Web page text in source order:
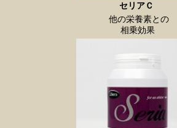
セリアＣ
他の栄養素との
相乗効果